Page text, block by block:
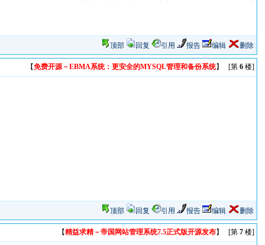
顶部 回复 引用 报告 编辑 删除
【免费开源－EBMA系统：更安全的MYSQL管理和备份系统】 [第 6楼]
顶部 回复 引用 报告 编辑 删除
【精益求精－帝国网站管理系统7.5正式版开源发布】 [第 7楼]